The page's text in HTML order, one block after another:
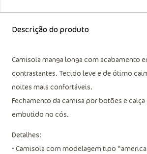
Descrição do produto
Camisola manga longa com acabamento
contrastantes. Tecido leve e de ótimo
noites mais confortáveis.
Fechamento da camisa por botões e
embutido no cós.
Detalhes:
• Camisola com modelagem tipo